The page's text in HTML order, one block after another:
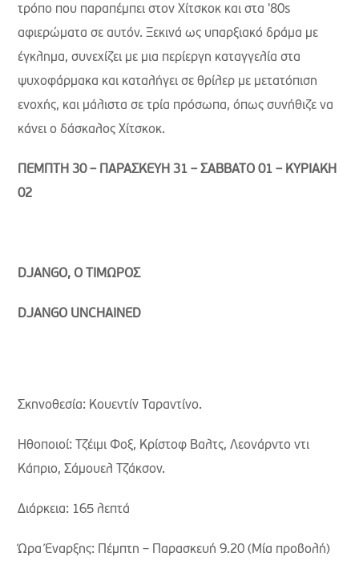
τρόπο που παραπέμπει στον Χίτσκοκ και στα '80s
αφιερώματα σε αυτόν. Ξεκινά ως υπαρξιακό δράμα με
έγκλημα, συνεχίζει με μια περίεργη καταγγελία στα
ψυχοφάρμακα και καταλήγει σε θρίλερ με μετατόπιση
ενοχής, και μάλιστα σε τρία πρόσωπα, όπως συνήθιζε να
κάνει ο δάσκαλος Χίτσκοκ.
ΠΕΜΠΤΗ 30 – ΠΑΡΑΣΚΕΥΗ 31 – ΣΑΒΒΑΤΟ 01 – ΚΥΡΙΑΚΗ
02
DJANGO, Ο ΤΙΜΩΡΟΣ
DJANGO UNCHAINED
Σκηνοθεσία: Κουεντίν Ταραντίνο.
Ηθοποιοί: Τζέιμι Φοξ, Κρίστοφ Βαλτς, Λεονάρντο ντι
Κάπριο, Σάμουελ Τζάκσον.
Διάρκεια: 165 λεπτά
Ώρα Έναρξης: Πέμπτη – Παρασκευή 9.20 (Μία προβολή)